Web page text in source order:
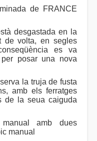
de FRANCE
desgastada en la
de volta, en segles
es va
posar una nova
la truja de fusta
amb els ferratges
de la seua caiguda
amb dues
manual